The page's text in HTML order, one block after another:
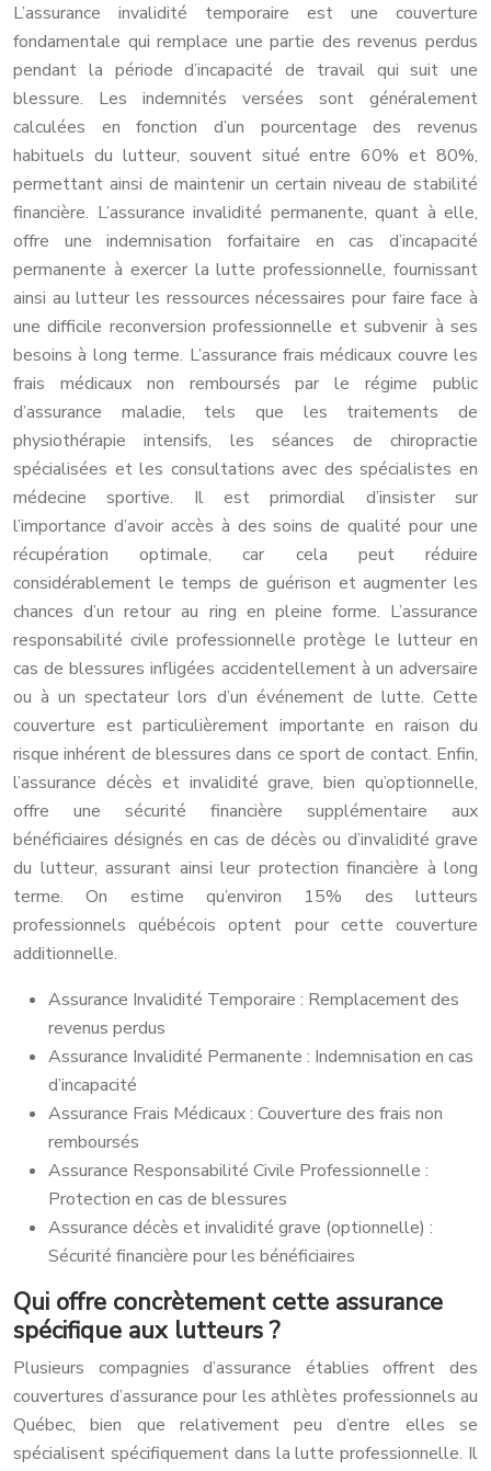
L’assurance invalidité temporaire est une couverture
fondamentale qui remplace une partie des revenus perdus
pendant la période d’incapacité de travail qui suit une
blessure. Les indemnités versées sont généralement
calculées en fonction d’un pourcentage des revenus
habituels du lutteur, souvent situé entre 60% et 80%,
permettant ainsi de maintenir un certain niveau de stabilité
financière. L’assurance invalidité permanente, quant à elle,
offre une indemnisation forfaitaire en cas d’incapacité
permanente à exercer la lutte professionnelle, fournissant
ainsi au lutteur les ressources nécessaires pour faire face à
une difficile reconversion professionnelle et subvenir à ses
besoins à long terme. L’assurance frais médicaux couvre les
frais médicaux non remboursés par le régime public
d’assurance maladie, tels que les traitements de
physiothérapie intensifs, les séances de chiropractie
spécialisées et les consultations avec des spécialistes en
médecine sportive. Il est primordial d’insister sur
l’importance d’avoir accès à des soins de qualité pour une
récupération optimale, car cela peut réduire
considérablement le temps de guérison et augmenter les
chances d’un retour au ring en pleine forme. L’assurance
responsabilité civile professionnelle protège le lutteur en
cas de blessures infligées accidentellement à un adversaire
ou à un spectateur lors d’un événement de lutte. Cette
couverture est particulièrement importante en raison du
risque inhérent de blessures dans ce sport de contact. Enfin,
l’assurance décès et invalidité grave, bien qu’optionnelle,
offre une sécurité financière supplémentaire aux
bénéficiaires désignés en cas de décès ou d’invalidité grave
du lutteur, assurant ainsi leur protection financière à long
terme. On estime qu’environ 15% des lutteurs
professionnels québécois optent pour cette couverture
additionnelle.
Assurance Invalidité Temporaire : Remplacement des
revenus perdus
Assurance Invalidité Permanente : Indemnisation en cas
d’incapacité
Assurance Frais Médicaux : Couverture des frais non
remboursés
Assurance Responsabilité Civile Professionnelle :
Protection en cas de blessures
Assurance décès et invalidité grave (optionnelle) :
Sécurité financière pour les bénéficiaires
Qui offre concrètement cette assurance
spécifique aux lutteurs ?
Plusieurs compagnies d’assurance établies offrent des
couvertures d’assurance pour les athlètes professionnels au
Québec, bien que relativement peu d’entre elles se
spécialisent spécifiquement dans la lutte professionnelle. Il